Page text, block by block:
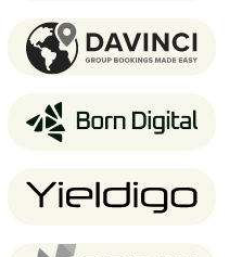
Davinci Travel System
Born Digital
Yieldigo